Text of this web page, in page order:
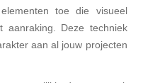
toe die visueel
aanraking. Deze techniek
aan al jouw projecten